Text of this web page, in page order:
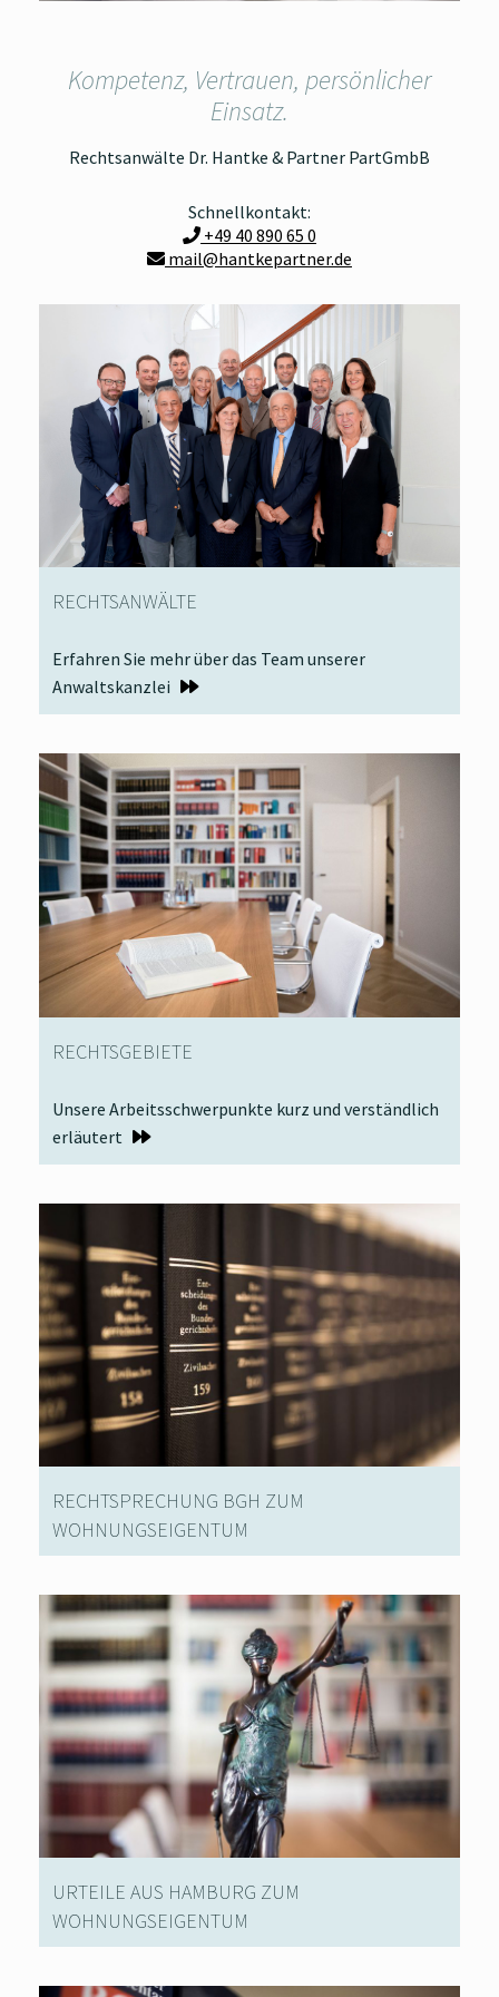
Kompetenz, Vertrauen, persönlicher
Einsatz.
Rechtsanwälte Dr. Hantke & Partner PartGmbB
Schnellkontakt:
+49 40 890 65 0
mail@hantkepartner.de
RECHTSANWÄLTE
Erfahren Sie mehr über das Team unserer
Anwaltskanzlei
RECHTSGEBIETE
Unsere Arbeitsschwerpunkte kurz und verständlich
erläutert
RECHTSPRECHUNG BGH ZUM
WOHNUNGSEIGENTUM
URTEILE AUS HAMBURG ZUM
WOHNUNGSEIGENTUM